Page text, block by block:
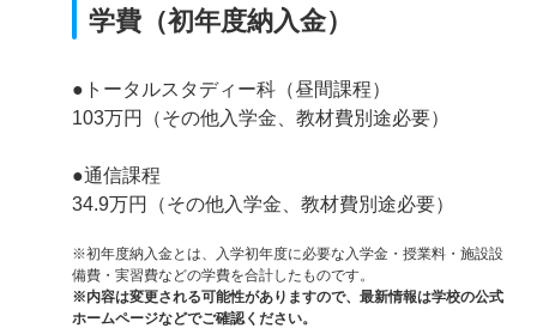
学費（初年度納入金）
●トータルスタディー科（昼間課程）
103万円（その他入学金、教材費別途必要）
●通信課程
34.9万円（その他入学金、教材費別途必要）
※初年度納入金とは、入学初年度に必要な入学金・授業料・施設設
備費・実習費などの学費を合計したものです。
※内容は変更される可能性がありますので、最新情報は学校の公式
ホームページなどでご確認ください。